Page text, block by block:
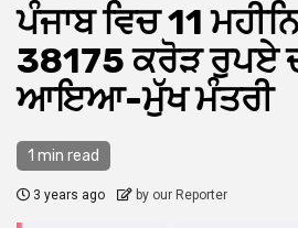
ਪੰਜਾਬ ਵਿਚ 11
38175 ਕਰੋੜ ਰੁਪਏ
ਆਇਆ-ਮੁੱਖ ਮੰਤਰੀ
1 min read
3 years ago by our Reporter